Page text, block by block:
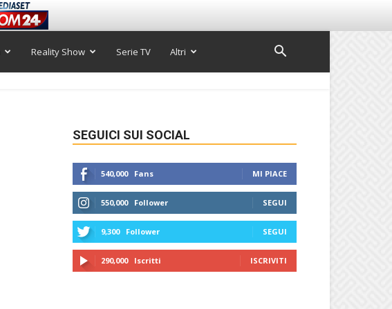
Reality Show Serie TV Altri
SEGUICI SUI SOCIAL
540,000 Fans MI PIACE
550,000 Follower SEGUI
9,300 Follower SEGUI
290,000 Iscritti ISCRIVITI